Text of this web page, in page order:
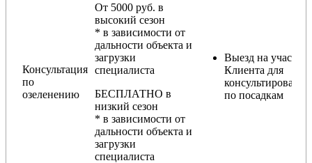
Консультация
по
озеленению
От 5000 руб. в
высокий сезон
* в зависимости от
дальности объекта и
загрузки
специалиста
БЕСПЛАТНО в
низкий сезон
* в зависимости от
дальности объекта и
загрузки
специалиста
Выезд на участок
Клиента для
консультирования
по посадкам